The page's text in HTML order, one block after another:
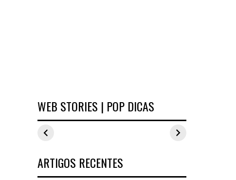
WEB STORIES | POP DICAS
Inspirações de
looks plus size
para o carnaval
Estilo Pop Plus:
looks plus size
da edição de
ARTIGOS RECENTES